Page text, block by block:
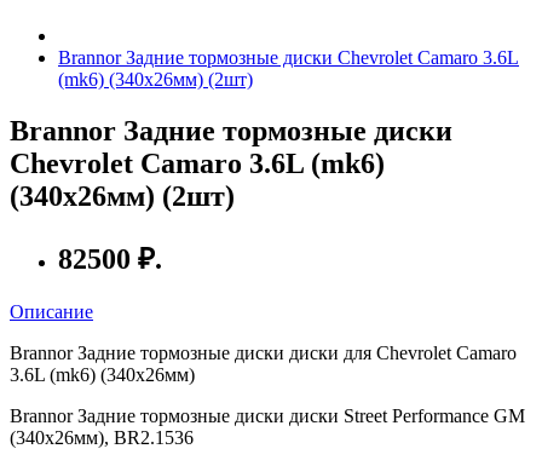
Brannor Задние тормозные диски Chevrolet Camaro 3.6L
(mk6) (340x26мм) (2шт)
Brannor Задние тормозные диски
Chevrolet Camaro 3.6L (mk6)
(340x26мм) (2шт)
82500 ₽.
Описание
Brannor Задние тормозные диски диски для Chevrolet Camaro
3.6L (mk6) (340x26мм)
Brannor Задние тормозные диски диски Street Performance GM
(340x26мм), BR2.1536